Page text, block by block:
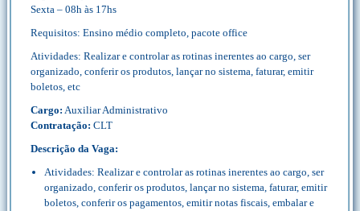
Sexta – 08h às 17hs
Requisitos: Ensino médio completo, pacote office
Atividades: Realizar e controlar as rotinas inerentes ao cargo, ser
organizado, conferir os produtos, lançar no sistema, faturar, emitir
boletos, etc
Cargo: Auxiliar Administrativo
Contratação: CLT
Descrição da Vaga:
Atividades: Realizar e controlar as rotinas inerentes ao cargo, ser
organizado, conferir os produtos, lançar no sistema, faturar, emitir
boletos, conferir os pagamentos, emitir notas fiscais, embalar e